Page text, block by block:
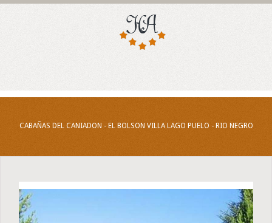
CABAÑAS DEL CANIADON - EL BOLSON VILLA LAGO PUELO - RIO NEGRO